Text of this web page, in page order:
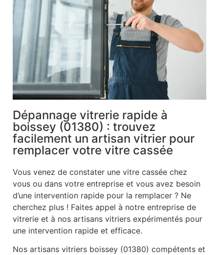
Dépannage vitrerie rapide à
boissey (01380) : trouvez
facilement un artisan vitrier pour
remplacer votre vitre cassée
Vous venez de constater une vitre cassée chez
vous ou dans votre entreprise et vous avez besoin
d’une intervention rapide pour la remplacer ? Ne
cherchez plus ! Faites appel à notre entreprise de
vitrerie et à nos artisans vitriers expérimentés pour
une intervention rapide et efficace.
Nos artisans vitriers boissey (01380) compétents et